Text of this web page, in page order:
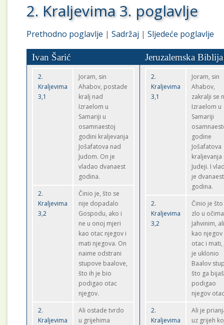
2. Kraljevima 3. poglavlje
Prethodno poglavlje |Sadržaj |Sljedeće poglavlje
Ivan Šarić Jeruzalemska Biblija
2.
Kraljevima
3,1
Joram, sin
Ahabov, postade
kralj nad
Izraelom u
Samariji u
osamnaestoj
godini kraljevanja
Jošafatova nad
Judom. On je
vladao dvanaest
godina.
2.
Kraljevima
3,2
Činio je, što se
nije dopadalo
Gospodu, ako i
ne u onoj mjeri
kao otac njegov i
mati njegova. On
naime odstrani
stupove baalove,
što ih je bio
podigao otac
njegov.
2.
Kraljevima
Ali ostade tvrdo
u grijehima
2.
Kraljevima
3,1
Joram, sin
Ahabov,
zakralji se
Izraelom u
Samariji
godine
Jošafatova
kraljevanja
Judeji. I
je dvanaest
godina.
2.
Kraljevima
3,2
Činio je
zlo u očima
Jahvinim,
kao njegov
otac i
je uklonio
Baalov
što ga
podigao
njegov
2.
Kraljevima
Ali je
uz grijeh